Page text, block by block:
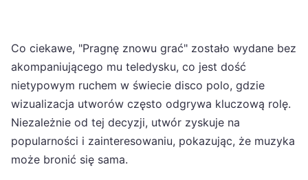
Co ciekawe, "Pragnę znowu grać" zostało wydane bez
akompaniującego mu teledysku, co jest dość
nietypowym ruchem w świecie disco polo, gdzie
wizualizacja utworów często odgrywa kluczową rolę.
Niezależnie od tej decyzji, utwór zyskuje na
popularności i zainteresowaniu, pokazując, że muzyka
może bronić się sama.